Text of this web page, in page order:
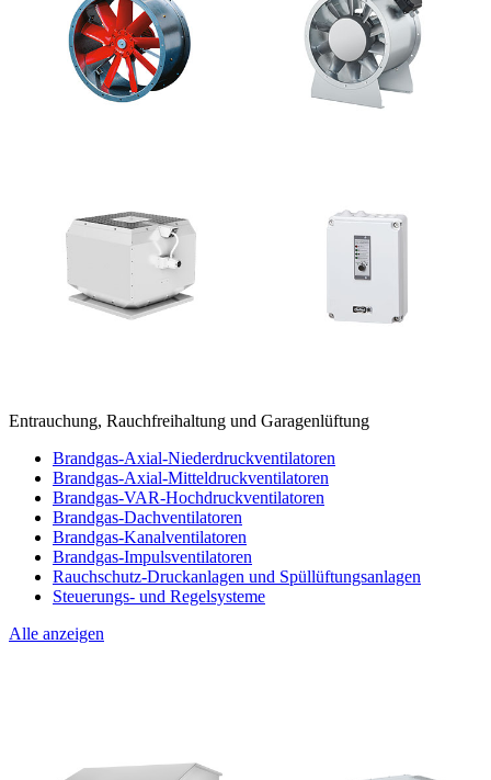
Entrauchung, Rauchfreihaltung und Garagenlüftung
Brandgas-Axial-Niederdruckventilatoren
Brandgas-Axial-Mitteldruckventilatoren
Brandgas-VAR-Hochdruckventilatoren
Brandgas-Dachventilatoren
Brandgas-Kanalventilatoren
Brandgas-Impulsventilatoren
Rauchschutz-Druckanlagen und Spüllüftungsanlagen
Steuerungs- und Regelsysteme
Alle anzeigen